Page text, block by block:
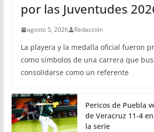
por las Juventudes
agosto 5, 2026 Redacción
La playera y la medalla oficial fueron
como símbolos de una carrera que
consolidarse como un referente
Pericos de Puebla
de Veracruz 11-4
la serie